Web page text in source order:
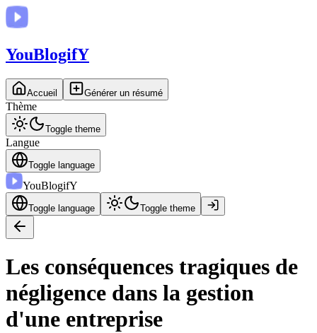
YouBlogifY
Accueil Générer un résumé
Thème
Toggle theme
Langue
Toggle language
YouBlogifY
Toggle language Toggle theme
Les conséquences tragiques de
négligence dans la gestion
d'une entreprise